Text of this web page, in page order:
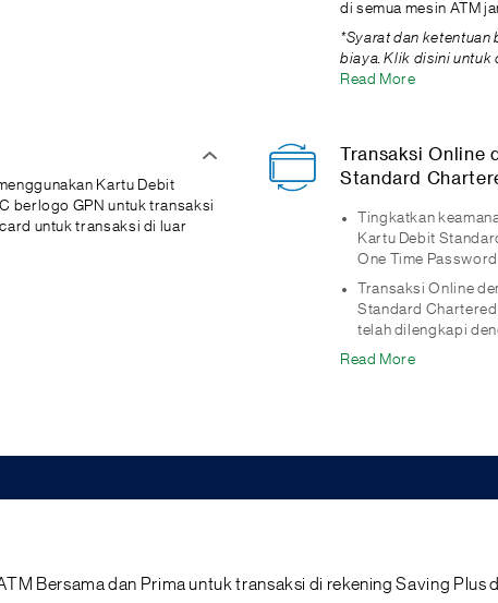
di semua mesin ATM
*Syarat dan ketentuan
biaya. Klik disini untuk
Read More
Kartu Debit
berlogo GPN untuk transaksi
untuk transaksi di luar
Transaksi
Standard
Tingkatkan
Kartu Debit
One Time Password
Transaksi Online
Standard
telah dilengkapi
Read More
Bersama dan Prima untuk transaksi di rekening Saving Plus